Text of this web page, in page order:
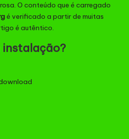
O conteúdo que é carregado
é verificado a partir de muitas
é autêntico.
instalação?